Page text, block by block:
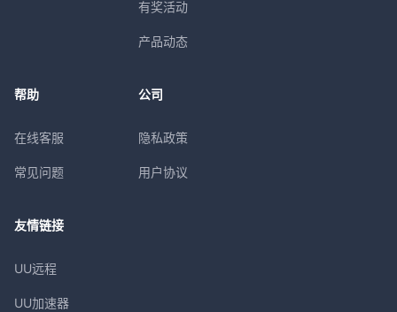
有奖活动
产品动态
帮助
在线客服
常见问题
公司
隐私政策
用户协议
友情链接
UU远程
UU加速器